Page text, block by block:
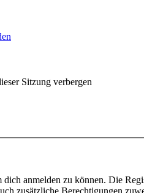
Sitzung verbergen
dich anmelden zu können. Die